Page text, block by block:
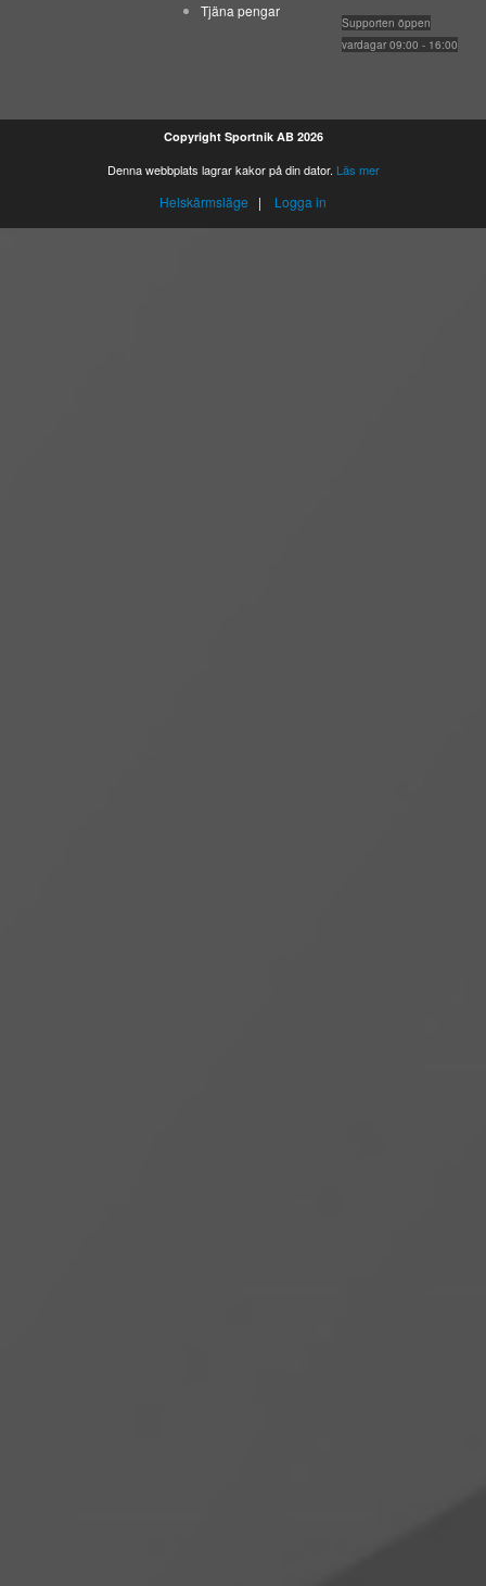
Tjäna pengar
Supporten öppen
vardagar 09:00 - 16:00
Copyright Sportnik AB 2026
Denna webbplats lagrar kakor på din dator. Läs mer
Helskärmsläge | Logga in